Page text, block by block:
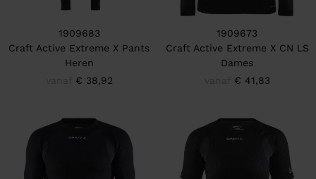
1909683
Craft Active Extreme X Pants
Heren
€ 38,92
1909673
Craft Active Extreme X CN LS
Dames
€ 41,83